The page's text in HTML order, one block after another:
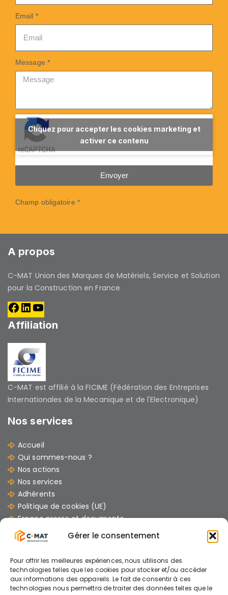
Gérer le consentement
Pour offrir les meilleures expériences, nous utilisons des
technologies telles que les cookies pour stocker et/ou accéder
aux informations des appareils. Le fait de consentir à ces
technologies nous permettra de traiter des données telles que le
Email *
Message *
Cliquez pour accepter les cookies marketing et
activer ce contenu
Envoyer
Champ obligatoire *
A propos
C-MAT Union des Marques de Matériels, Service et Solution
pour la Construction en France
Affiliation
C-MAT est affilié à la FICIME (Fédération des Entreprises
Internationales de la Mecanique et de l'Electronique)
Nos services
Accueil
Qui sommes-nous ?
Nos actions
Nos services
Adhérents
Politique de cookies (UE)
Espace presse et documents
Contacts
Les dernières Actus
07/07/2026
GUIDE : « Comment mener un chantier avec
des engins électriques »